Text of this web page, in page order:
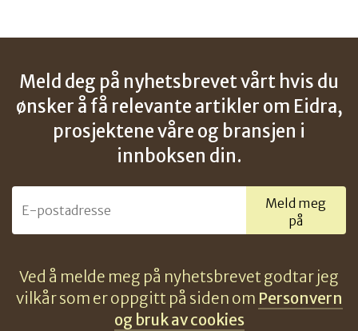
Meld deg på nyhetsbrevet vårt hvis du
ønsker å få relevante artikler om Eidra,
prosjektene våre og bransjen i
innboksen din.
Meld meg
på
Ved å melde meg på nyhetsbrevet godtar jeg
vilkår som er oppgitt på siden om Personvern
og bruk av cookies